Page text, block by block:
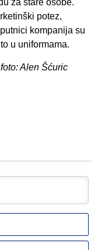
za stare osobe.
potez,
kompanija su
u uniformama.
Alen Šćuric